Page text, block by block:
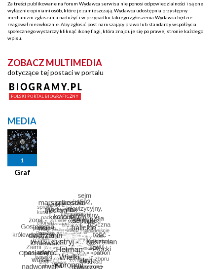
Za treści publikowane na forum Wydawca serwisu nie ponosi odpowiedzialności i są one
wyłącznie opiniami osób, które je zamieszczają. Wydawca udostępnia przystępny
mechanizm zgłaszania nadużyć i w przypadku takiego zgłoszenia Wydawca będzie
reagował niezwłocznie. Aby zgłosić post naruszający prawo lub standardy współżycia
społecznego wystarczy kliknąć ikonę flagi, która znajduje się po prawej stronie każdego
wpisu.
ZOBACZ MULTIMEDIA
dotyczące tej postaci w portalu
MEDIA
1
Graf